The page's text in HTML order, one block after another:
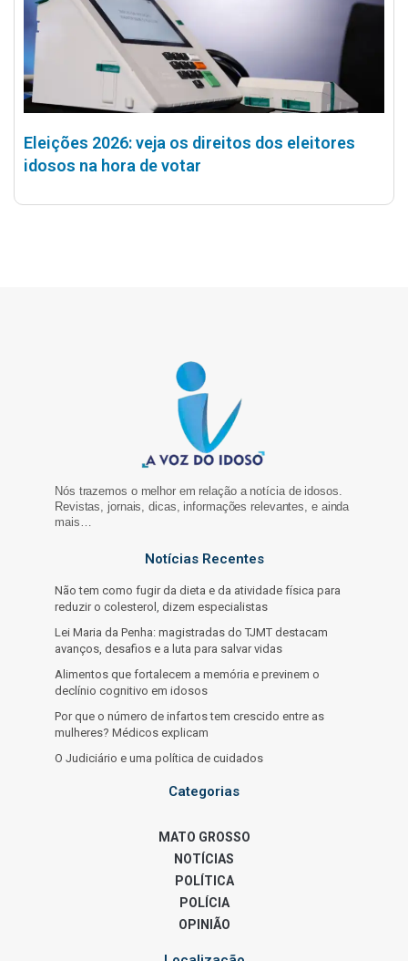
Eleições 2026: veja os direitos dos eleitores
idosos na hora de votar
Nós trazemos o melhor em relação a notícia de idosos.
Revistas, jornais, dicas, informações relevantes, e ainda
mais…
Notícias Recentes
Não tem como fugir da dieta e da atividade física para
reduzir o colesterol, dizem especialistas
Lei Maria da Penha: magistradas do TJMT destacam
avanços, desafios e a luta para salvar vidas
Alimentos que fortalecem a memória e previnem o
declínio cognitivo em idosos
Por que o número de infartos tem crescido entre as
mulheres? Médicos explicam
O Judiciário e uma política de cuidados
Categorias
MATO GROSSO
NOTÍCIAS
POLÍTICA
POLÍCIA
OPINIÃO